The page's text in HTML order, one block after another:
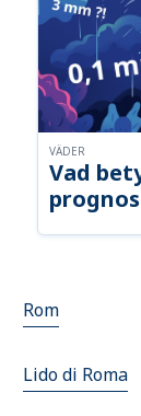
Vad
VÄDER
Rom
Lido di Roma